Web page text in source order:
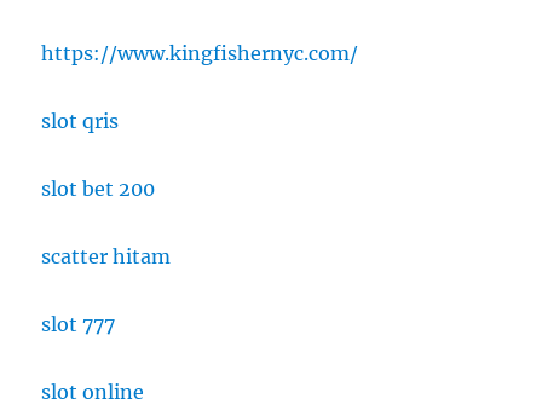
https://www.kingfishernyc.com/
slot qris
slot bet 200
scatter hitam
slot 777
slot online